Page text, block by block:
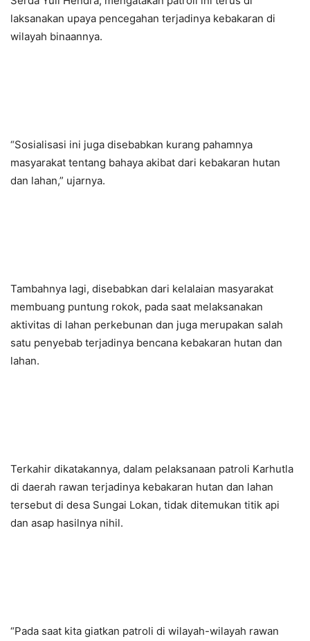
laksanakan upaya pencegahan terjadinya kebakaran di
wilayah binaannya.
“Sosialisasi ini juga disebabkan kurang pahamnya
masyarakat tentang bahaya akibat dari kebakaran hutan
dan lahan,” ujarnya.
Tambahnya lagi, disebabkan dari kelalaian masyarakat
membuang puntung rokok, pada saat melaksanakan
aktivitas di lahan perkebunan dan juga merupakan salah
satu penyebab terjadinya bencana kebakaran hutan dan
lahan.
Terkahir dikatakannya, dalam pelaksanaan patroli Karhutla
di daerah rawan terjadinya kebakaran hutan dan lahan
tersebut di desa Sungai Lokan, tidak ditemukan titik api
dan asap hasilnya nihil.
“Pada saat kita giatkan patroli di wilayah-wilayah rawan